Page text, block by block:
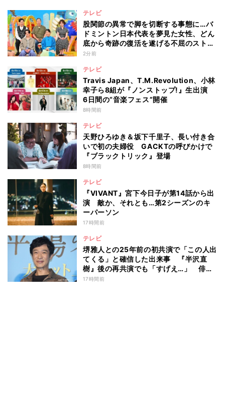
テレビ
股関節の異常で脚を切断する事態に…バ
ドミントン日本代表を夢見た女性、どん
底から奇跡の復活を遂げる不屈のストー
リー『仰天』が再現
2分前
テレビ
Travis Japan、T.M.Revolution、小林
幸子ら8組が『ノンストップ!』生出演
6日間の“音楽フェス”開催
8時間前
テレビ
天野ひろゆき＆坂下千里子、長い付き合
いで初の夫婦役 GACKTの呼びかけで
『ブラックトリック』登場
8時間前
テレビ
『VIVANT』宮下今日子が第14話から出
演 敵か、それとも…第2シーズンのキ
ーパーソン
17時間前
テレビ
堺雅人との25年前の初共演で「この人出
てくる」と確信した出来事 『半沢直
樹』後の再共演でも「すげえ…」 俳優
としての“初体験”を阿部寛が告白
17時間前